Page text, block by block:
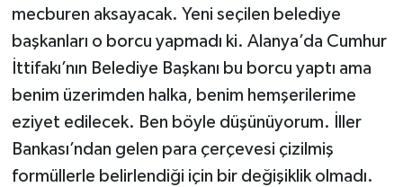
mecburen aksayacak. Yeni seçilen belediye
başkanları o borcu yapmadı ki. Alanya’da Cumhur
İttifakı’nın Belediye Başkanı bu borcu yaptı ama
benim üzerimden halka, benim hemşerilerime
eziyet edilecek. Ben böyle düşünüyorum. İller
Bankası’ndan gelen para çerçevesi çizilmiş
formüllerle belirlendiği için bir değişiklik olmadı.